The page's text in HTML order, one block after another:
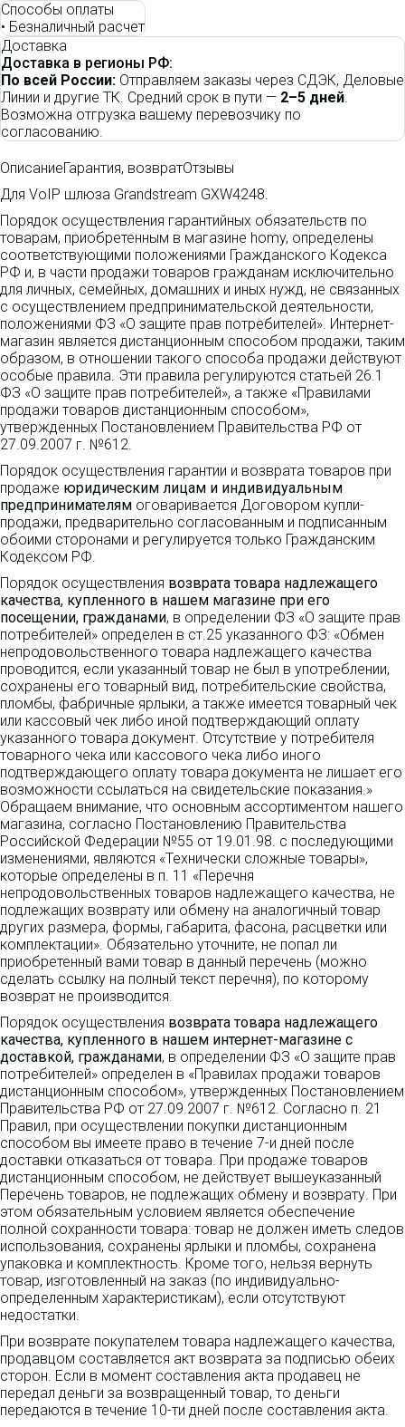
Способы оплаты
• Безналичный расчет
Доставка
Доставка в регионы РФ:
По всей России: Отправляем заказы через СДЭК, Деловые
Линии и другие ТК. Средний срок в пути — 2–5 дней.
Возможна отгрузка вашему перевозчику по
согласованию.
ОписаниеГарантия, возвратОтзывы
Для VoIP шлюза Grandstream GXW4248.
Порядок осуществления гарантийных обязательств по
товарам, приобретенным в магазине homy, определены
соответствующими положениями Гражданского Кодекса
РФ и, в части продажи товаров гражданам исключительно
для личных, семейных, домашних и иных нужд, не связанных
с осуществлением предпринимательской деятельности,
положениями ФЗ «О защите прав потребителей». Интернет-
магазин является дистанционным способом продажи, таким
образом, в отношении такого способа продажи действуют
особые правила. Эти правила регулируются статьей 26.1
ФЗ «О защите прав потребителей», а также «Правилами
продажи товаров дистанционным способом»,
утвержденных Постановлением Правительства РФ от
27.09.2007 г. №612.
Порядок осуществления гарантии и возврата товаров при
продаже юридическим лицам и индивидуальным
предпринимателям оговаривается Договором купли-
продажи, предварительно согласованным и подписанным
обоими сторонами и регулируется только Гражданским
Кодексом РФ.
Порядок осуществления возврата товара надлежащего
качества, купленного в нашем магазине при его
посещении, гражданами, в определении ФЗ «О защите прав
потребителей» определен в ст.25 указанного ФЗ: «Обмен
непродовольственного товара надлежащего качества
проводится, если указанный товар не был в употреблении,
сохранены его товарный вид, потребительские свойства,
пломбы, фабричные ярлыки, а также имеется товарный чек
или кассовый чек либо иной подтверждающий оплату
указанного товара документ. Отсутствие у потребителя
товарного чека или кассового чека либо иного
подтверждающего оплату товара документа не лишает его
возможности ссылаться на свидетельские показания.»
Обращаем внимание, что основным ассортиментом нашего
магазина, согласно Постановлению Правительства
Российской Федерации №55 от 19.01.98. с последующими
изменениями, являются «Технически сложные товары»,
которые определены в п. 11 «Перечня
непродовольственных товаров надлежащего качества, не
подлежащих возврату или обмену на аналогичный товар
других размера, формы, габарита, фасона, расцветки или
комплектации». Обязательно уточните, не попал ли
приобретенный вами товар в данный перечень (можно
сделать ссылку на полный текст перечня), по которому
возврат не производится.
Порядок осуществления возврата товара надлежащего
качества, купленного в нашем интернет-магазине с
доставкой, гражданами, в определении ФЗ «О защите прав
потребителей» определен в «Правилах продажи товаров
дистанционным способом», утвержденных Постановлением
Правительства РФ от 27.09.2007 г. №612. Согласно п. 21
Правил, при осуществлении покупки дистанционным
способом вы имеете право в течение 7-и дней после
доставки отказаться от товара. При продаже товаров
дистанционным способом, не действует вышеуказанный
Перечень товаров, не подлежащих обмену и возврату. При
этом обязательным условием является обеспечение
полной сохранности товара: товар не должен иметь следов
использования, сохранены ярлыки и пломбы, сохранена
упаковка и комплектность. Кроме того, нельзя вернуть
товар, изготовленный на заказ (по индивидуально-
определенным характеристикам), если отсутствуют
недостатки.
При возврате покупателем товара надлежащего качества,
продавцом составляется акт возврата за подписью обеих
сторон. Если в момент составления акта продавец не
передал деньги за возвращенный товар, то деньги
передаются в течение 10-ти дней после составления акта.